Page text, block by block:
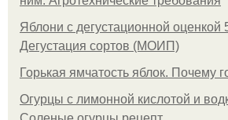
Яблони с дегустационной оценкой
Дегустация сортов (МОИП)
Горькая ямчатость яблок. Почему
Огурцы с лимонной кислотой и